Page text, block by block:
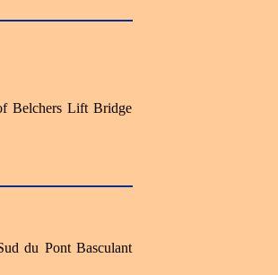
Belchers Lift Bridge
du Pont Basculant